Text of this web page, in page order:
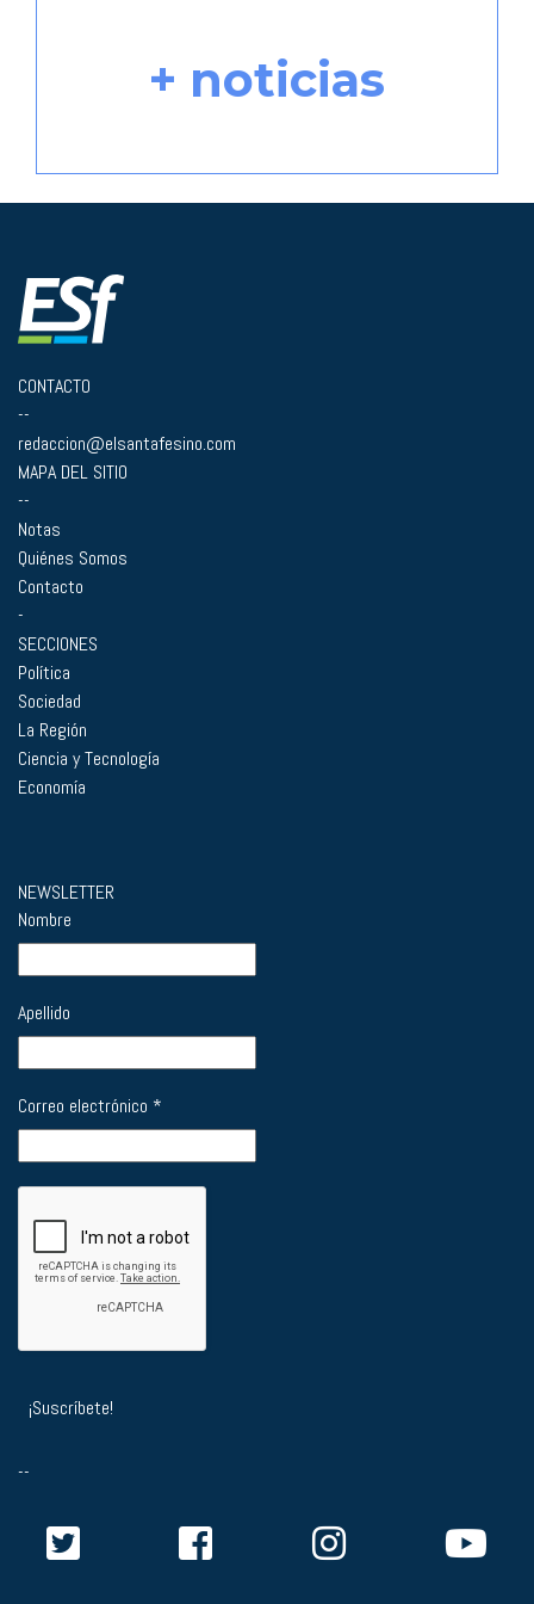
+ noticias
CONTACTO
--
redaccion@elsantafesino.com
MAPA DEL SITIO
--
Notas
Quiénes Somos
Contacto
-
SECCIONES
Política
Sociedad
La Región
Ciencia y Tecnología
Economía
NEWSLETTER
Nombre
Apellido
Correo electrónico *
--